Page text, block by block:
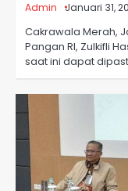
Admin Januari 31,
Cakrawala Merah,
Pangan RI, Zulkifli
saat ini dapat